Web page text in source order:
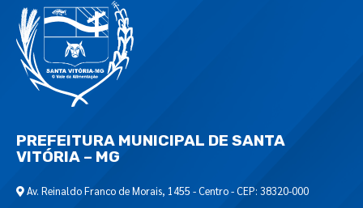
PREFEITURA MUNICIPAL DE SANTA
VITÓRIA – MG
Av. Reinaldo Franco de Morais, 1455 - Centro - CEP: 38320-000